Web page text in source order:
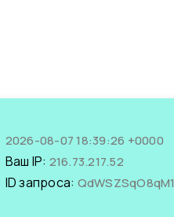
2026-08-07 18:39:26 +0000
Ваш IP: 216.73.217.52
ID запроса: QdWSZSqO8qM1